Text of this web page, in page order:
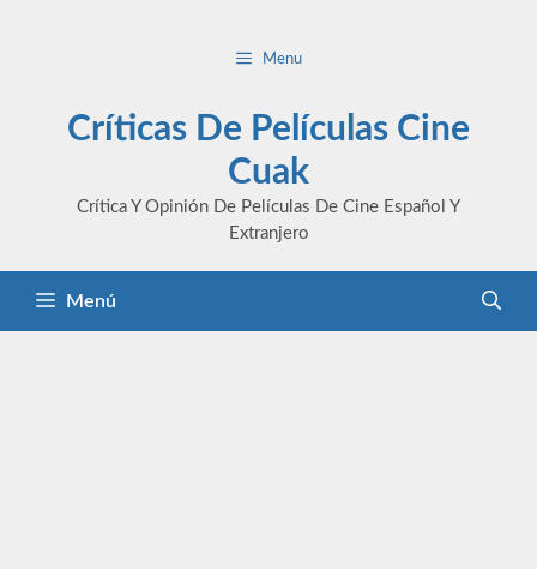
Menu
Críticas De Películas Cine
Cuak
Crítica Y Opinión De Películas De Cine Español Y
Extranjero
Menú